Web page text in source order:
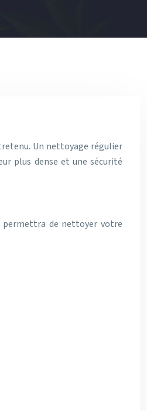
Un nettoyage régulier
plus dense et une sécurité
permettra de nettoyer votre